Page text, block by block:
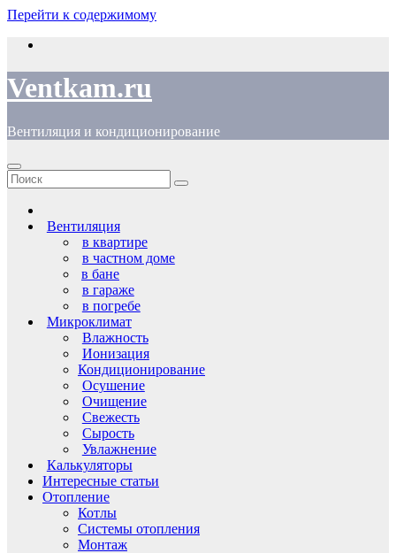
Перейти к содержимому
Ventkam.ru
Вентиляция и кондиционирование
Вентиляция
в квартире
в частном доме
в бане
в гараже
в погребе
Микроклимат
Влажность
Ионизация
Кондиционирование
Осушение
Очищение
Свежесть
Сырость
Увлажнение
Калькуляторы
Интересные статьи
Отопление
Котлы
Системы отопления
Монтаж